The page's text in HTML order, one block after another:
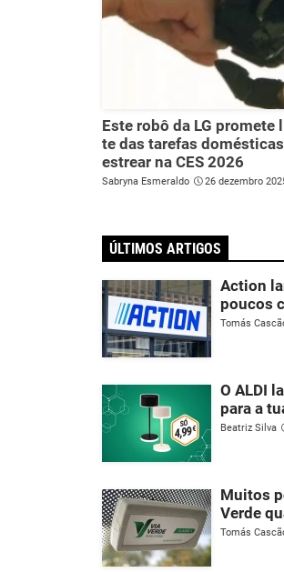
Este robô da LG promete
te das tarefas
estrear na CES 2026
Sabryna Esmeraldo 26 dezembro
ÚLTIMOS ARTIGOS
Action
poucos
Tomás
O ALDI
para a
Beatriz Silva
Muitos
Verde
Tomás